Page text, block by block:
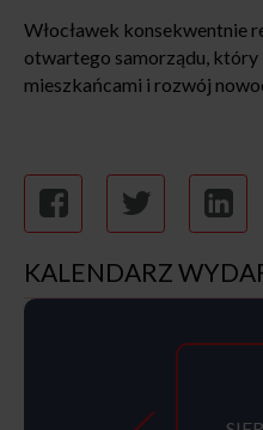
Włocławek konsekwentnie
otwartego samorządu, który
mieszkańcami i rozwój
KALENDARZ